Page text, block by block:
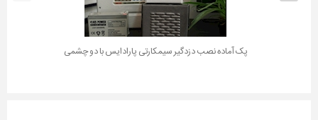
پک آماده نصب دزدگیر سیمکارتی پارادایس با دو چشمی